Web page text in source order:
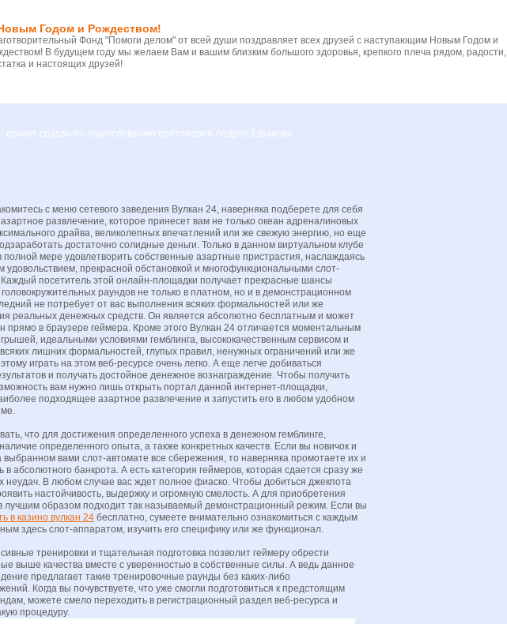
Годом и Рождеством!
Фонд "Помоги делом" от всей души поздравляет всех друзей с наступающим Новым Годом и
В будущем году мы желаем Вам и вашим близким большого здоровья, крепкого плеча рядом, радости,
и настоящих друзей!
проект создан по благословению протоиерея Андрея Ефанова
с меню сетевого заведения Вулкан 24, наверняка подберете для себя
развлечение, которое принесет вам не только океан адреналиновых
драйва, великолепных впечатлений или же свежую энергию, но еще
достаточно солидные деньги. Только в данном виртуальном клубе
полной мере удовлетворить собственные азартные пристрастия, наслаждаясь
удовольствием, прекрасной обстановкой и многофункциональными слот-
посетитель этой онлайн-площадки получает прекрасные шансы
раундов не только в платном, но и в демонстрационном
не потребует от вас выполнения всяких формальностей или же
реальных денежных средств. Он является абсолютно бесплатным и может
прямо в браузере геймера. Кроме этого Вулкан 24 отличается моментальным
идеальными условиями гемблинга, высококачественным сервисом и
лишних формальностей, глупых правил, ненужных ограничений или же
играть на этом веб-ресурсе очень легко. А еще легче добиваться
и получать достойное денежное вознаграждение. Чтобы получить
вам нужно лишь открыть портал данной интернет-площадки,
подходящее азартное развлечение и запустить его в любом удобном
что для достижения определенного успеха в денежном гемблинге,
определенного опыта, а также конкретных качеств. Если вы новичок и
выбранном вами слот-автомате все сбережения, то наверняка промотаете их и
в абсолютного банкрота. А есть категория геймеров, которая сдается сразу же
неудач. В любом случае вас ждет полное фиаско. Чтобы добиться джекпота
настойчивость, выдержку и огромную смелость. А для приобретения
лучшим образом подходит так называемый демонстрационный режим. Если вы
в казино вулкан 24 бесплатно, сумеете внимательно ознакомиться с каждым
здесь слот-аппаратом, изучить его специфику или же функционал.
тренировки и тщательная подготовка позволит геймеру обрести
выше качества вместе с уверенностью в собственные силы. А ведь данное
предлагает такие тренировочные раунды без каких-либо
Когда вы почувствуете, что уже смогли подготовиться к предстоящим
можете смело переходить в регистрационный раздел веб-ресурса и
процедуру.